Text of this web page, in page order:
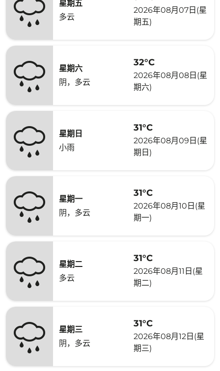
星期五
多云
2026年08月07日(星
期五)
星期六
阴，多云
32°C
2026年08月08日(星
期六)
星期日
小雨
31°C
2026年08月09日(星
期日)
星期一
阴，多云
31°C
2026年08月10日(星
期一)
星期二
多云
31°C
2026年08月11日(星
期二)
星期三
阴，多云
31°C
2026年08月12日(星
期三)